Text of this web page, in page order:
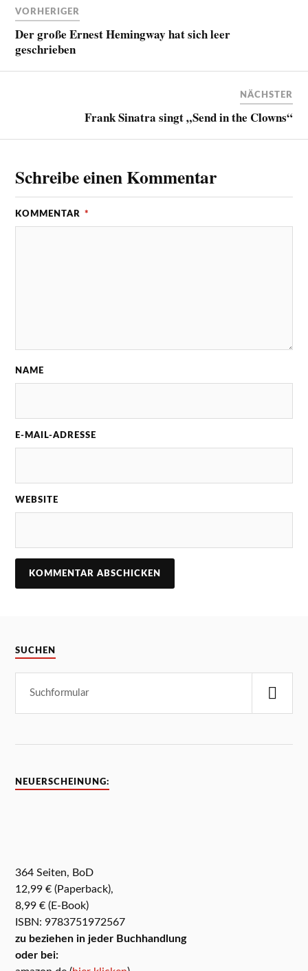
VORHERIGER
Der große Ernest Hemingway hat sich leer
geschrieben
NÄCHSTER
Frank Sinatra singt „Send in the Clowns“
Schreibe einen Kommentar
KOMMENTAR *
NAME
E-MAIL-ADRESSE
WEBSITE
SUCHEN
NEUERSCHEINUNG:
364 Seiten, BoD
12,99 € (Paperback),
8,99 € (E-Book)
ISBN: 9783751972567
zu beziehen in jeder Buchhandlung
oder bei: